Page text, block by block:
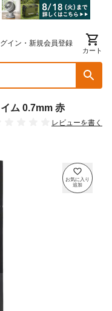
イン・新規会員登録
カート
ム 0.7mm 赤
レビューを書く